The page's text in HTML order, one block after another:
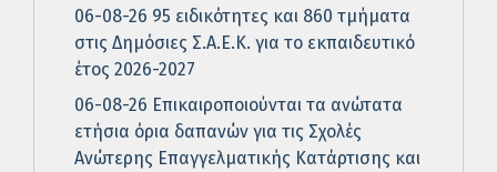
06-08-26 95 ειδικότητες και 860 τμήματα
στις Δημόσιες Σ.Α.Ε.Κ. για το εκπαιδευτικό
έτος 2026-2027
06-08-26 Επικαιροποιούνται τα ανώτατα
ετήσια όρια δαπανών για τις Σχολές
Ανώτερης Επαγγελματικής Κατάρτισης και